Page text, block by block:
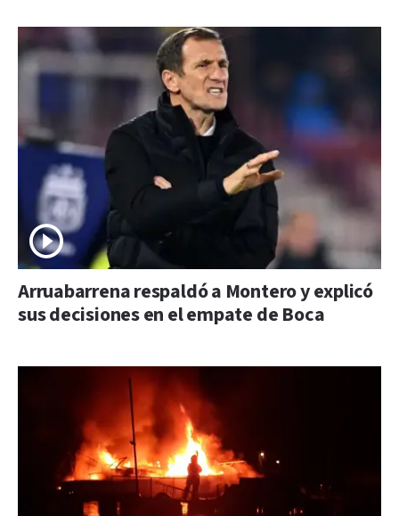
Arruabarrena respaldó a Montero y explicó
sus decisiones en el empate de Boca